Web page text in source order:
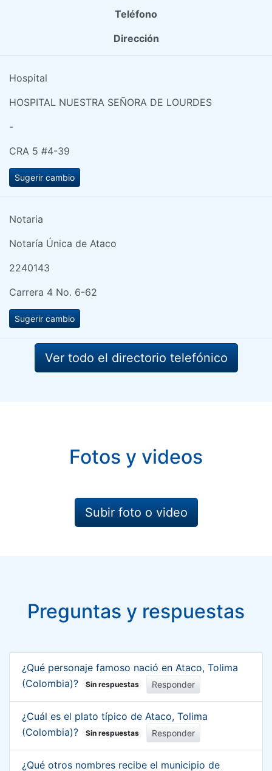
Teléfono
Dirección
Hospital
HOSPITAL NUESTRA SEÑORA DE LOURDES
-
CRA 5 #4-39
Sugerir cambio
Notaria
Notaría Única de Ataco
2240143
Carrera 4 No. 6-62
Sugerir cambio
Ver todo el directorio telefónico
Fotos y videos
Subir foto o video
Preguntas y respuestas
¿Qué personaje famoso nació en Ataco, Tolima
(Colombia)?
Sin respuestas Responder
¿Cuál es el plato típico de Ataco, Tolima
(Colombia)?
Sin respuestas Responder
¿Qué otros nombres recibe el municipio de